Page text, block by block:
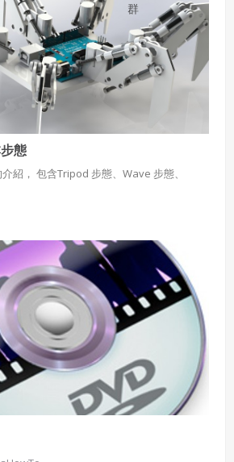
群
態
紹， 包含Tripod 步態、Wave 步態、